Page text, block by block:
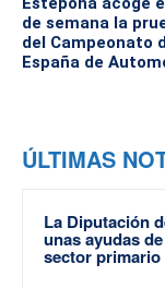
de semana la
del Campeonato
España de
ÚLTIMAS
La Diputación
unas ayudas
sector